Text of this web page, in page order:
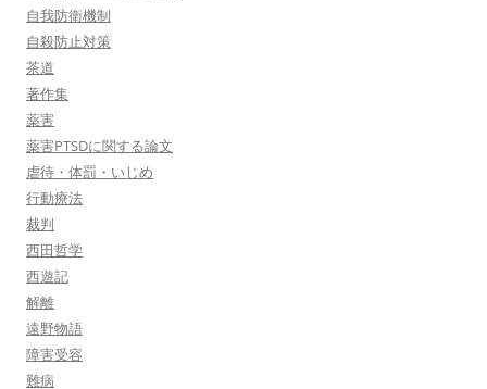
自我防衛機制
自殺防止対策
茶道
著作集
薬害
薬害PTSDに関する論文
虐待・体罰・いじめ
行動療法
裁判
西田哲学
西遊記
解離
遠野物語
障害受容
難病